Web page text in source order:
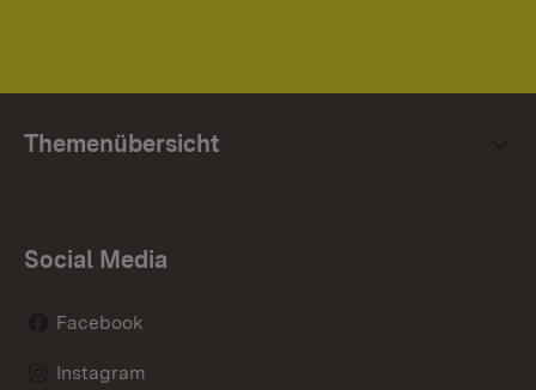
Themenübersicht
Social Media
Facebook
Instagram